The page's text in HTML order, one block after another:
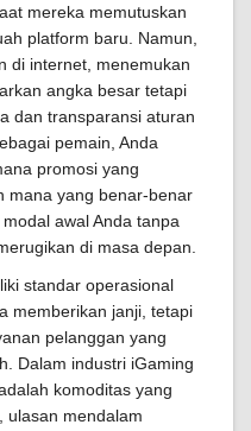
mereka memutuskan
platform baru. Namun,
di internet, menemukan
angka besar tetapi
dan transparansi aturan
pemain, Anda
promosi yang
mana yang benar-benar
awal Anda tanpa
di masa depan.
standar operasional
memberikan janji, tetapi
pelanggan yang
Dalam industri iGaming
komoditas yang
ulasan mendalam